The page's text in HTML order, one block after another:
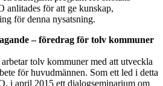
för att ge kunskap,
för denna nysatsning.
– föredrag för tolv kommuner
tolv kommuner med att utveckla
för huvudmännen. Som ett led i detta
i april 2015 ett dialogseminarium om